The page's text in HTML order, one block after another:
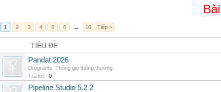
1 2 3 4 5 6 → 10 Tiếp >
TIÊU ĐỀ
Pandat 2026
Drograms Thông gió thông thường
Trả lời:
0
Pipeline Studio 5.2 2